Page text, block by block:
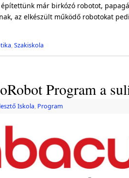
már birkózó robotot,
az elkészült működő robotokat
,Szakiskola
Program a
Iskola, Program